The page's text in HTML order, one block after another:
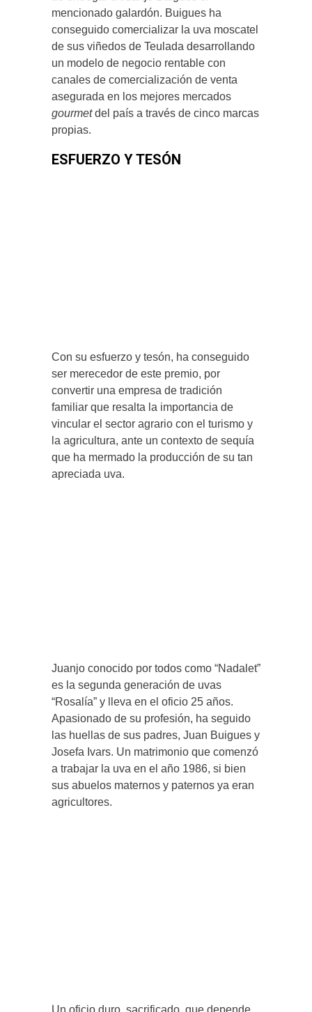
mencionado galardón. Buigues ha
conseguido comercializar la uva moscatel
de sus viñedos de Teulada desarrollando
un modelo de negocio rentable con
canales de comercialización de venta
asegurada en los mejores mercados
gourmetdel país a través de cinco marcas
propias.
ESFUERZO Y TESÓN
Con su esfuerzo y tesón, ha conseguido
ser merecedor de este premio, por
convertir una empresa de tradición
familiar que resalta la importancia de
vincular el sector agrario con el turismo y
la agricultura, ante un contexto de sequía
que ha mermado la producción de su tan
apreciada uva.
Juanjo conocido por todos como “Nadalet”
es la segunda generación de uvas
“Rosalía” y lleva en el oficio 25 años.
Apasionado de su profesión, ha seguido
las huellas de sus padres, Juan Buigues y
Josefa Ivars. Un matrimonio que comenzó
a trabajar la uva en el año 1986, si bien
sus abuelos maternos y paternos ya eran
agricultores.